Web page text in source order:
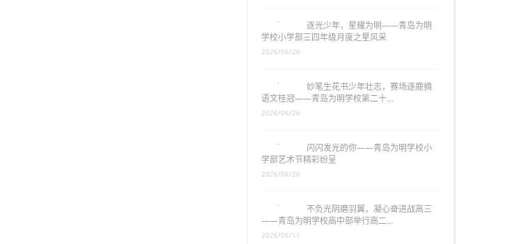
逐光少年，星耀为明——青岛为明
学校小学部三四年级月度之星风采
妙笔生花书少年壮志，赛场逐鹿摘
语文桂冠——青岛为明学校第二十…
闪闪发光的你——青岛为明学校小
学部艺术节精彩纷呈
不负光阴磨羽翼，凝心奋进战高三
——青岛为明学校高中部举行高二…